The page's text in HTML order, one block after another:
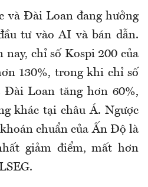
và Đài Loan đang hưởng
tư vào AI và bán dẫn.
chỉ số Kospi 200 của
130%, trong khi chỉ số
Đài Loan tăng hơn 60%,
khác tại châu Á. Ngược
chuẩn của Ấn Độ là
giảm điểm, mất hơn